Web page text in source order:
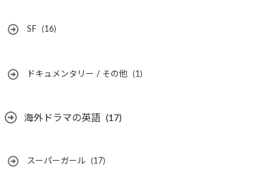
SF (16)
ドキュメンタリー / その他 (1)
海外ドラマの英語 (17)
スーパーガール (17)